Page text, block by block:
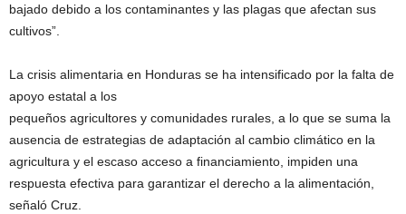
bajado debido a los contaminantes y las plagas que afectan sus
cultivos”.
La crisis alimentaria en Honduras se ha intensificado por la falta de
apoyo estatal a los
pequeños agricultores y comunidades rurales, a lo que se suma la
ausencia de estrategias de adaptación al cambio climático en la
agricultura y el escaso acceso a financiamiento, impiden una
respuesta efectiva para garantizar el derecho a la alimentación,
señaló Cruz.